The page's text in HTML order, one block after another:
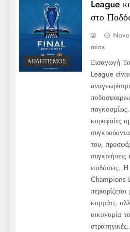
ΑΘΛΗΤΙΣΜΌΣ
League
στο
mins
Εισαγωγή
League
κορυφαίες
του,
συγκινήσεις
επιδόσεις.
Champions
κομμάτι,
οικονομία